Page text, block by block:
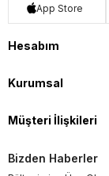
App Store
Hesabım
Kurumsal
Müşteri İlişkileri
Bizden Haberler